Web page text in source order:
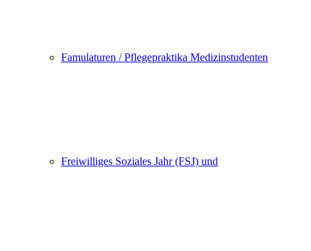
Famulaturen / Pflegepraktika Medizinstudenten
Freiwilliges Soziales Jahr (FSJ) und